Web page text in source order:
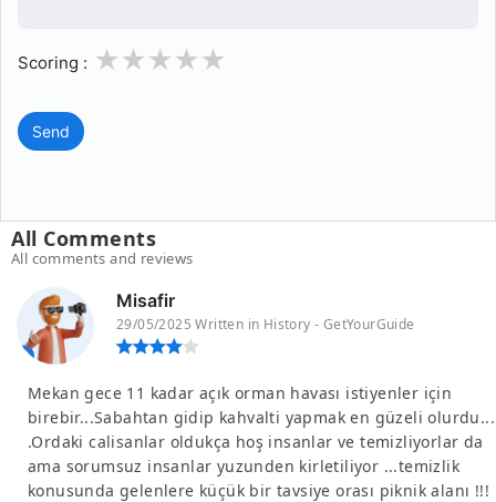
Scoring : 3
2
1
Send
All Comments
All comments and reviews
Misafir
29/05/2025 Written in History - GetYourGuide
Mekan gece 11 kadar açık orman havası istiyenler için
birebir...Sabahtan gidip kahvalti yapmak en güzeli
.Ordaki calisanlar oldukça hoş insanlar ve temizliyorlar da
ama sorumsuz insanlar yuzunden kirletiliyor ...temizlik
konusunda gelenlere küçük bir tavsiye orası piknik alanı !!!